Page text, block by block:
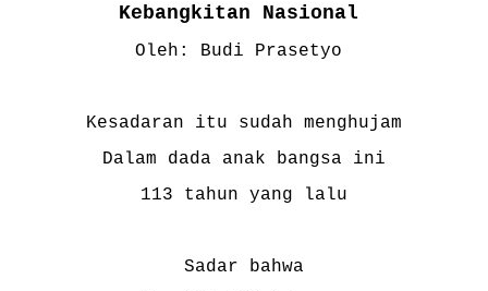
Kebangkitan Nasional
Oleh: Budi Prasetyo
Kesadaran itu sudah menghujam
Dalam dada anak bangsa ini
113 tahun yang lalu
Sadar bahwa